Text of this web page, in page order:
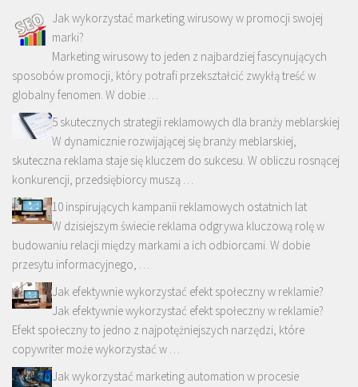
Jak wykorzystać marketing wirusowy w promocji swojej
marki?
Marketing wirusowy to jeden z najbardziej fascynujących
sposobów promocji, który potrafi przekształcić zwykłą treść w
globalny fenomen. W dobie …
5 skutecznych strategii reklamowych dla branży meblarskiej
W dynamicznie rozwijającej się branży meblarskiej,
skuteczna reklama staje się kluczem do sukcesu. W obliczu rosnącej
konkurencji, przedsiębiorcy muszą …
10 inspirujących kampanii reklamowych ostatnich lat
W dzisiejszym świecie reklama odgrywa kluczową rolę w
budowaniu relacji między markami a ich odbiorcami. W dobie
przesytu informacyjnego, …
Jak efektywnie wykorzystać efekt społeczny w reklamie?
Jak efektywnie wykorzystać efekt społeczny w reklamie?
Efekt społeczny to jedno z najpotężniejszych narzędzi, które
copywriter może wykorzystać w …
Jak wykorzystać marketing automation w procesie